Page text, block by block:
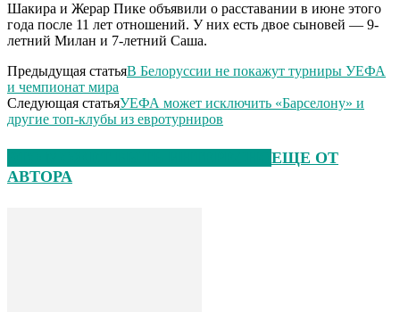
Шакира и Жерар Пике объявили о расставании в июне этого
года после 11 лет отношений. У них есть двое сыновей — 9-
летний Милан и 7-летний Саша.
Предыдущая статьяВ Белоруссии не покажут турниры УЕФА
и чемпионат мира
Следующая статьяУЕФА может исключить «Барселону» и
другие топ-клубы из евротурниров
ЕЩЕ ОТ
АВТОРА